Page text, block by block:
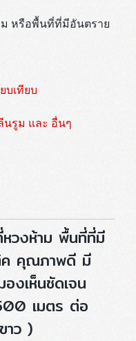
หรือพื้นที่ที่มีอันตราย
บเทียบ
นรูม และ อื่นๆ
วงห้าม พื้นที่ที่มี
ค คุณภาพดี มี
งเห็นชัดเจน
เมตร ต่อ
าว )